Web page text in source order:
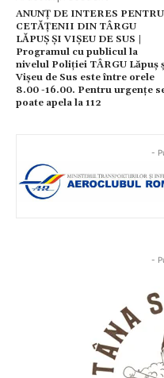
ANUNȚ DE INTERES PENTRU
CETĂȚENII DIN TÂRGU
LĂPUȘ ȘI VIȘEU DE SUS |
Programul cu publicul la
nivelul Poliției TÂRGU Lăpuș
Vișeu de Sus este între orele
8.00 -16.00. Pentru urgențe
poate apela la 112
-
-